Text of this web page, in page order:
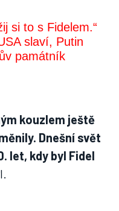
si to s Fidelem.“
slaví, Putin
památník
kouzlem ještě
Dnešní svět
let, kdy byl Fidel